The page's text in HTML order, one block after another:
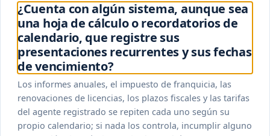
¿Cuenta con algún sistema, aunque sea
una hoja de cálculo o recordatorios de
calendario, que registre sus
presentaciones recurrentes y sus fechas
de vencimiento?
Los informes anuales, el impuesto de franquicia, las
renovaciones de licencias, los plazos fiscales y las tarifas
del agente registrado se repiten cada uno según su
propio calendario; si nada los controla, incumplir alguno